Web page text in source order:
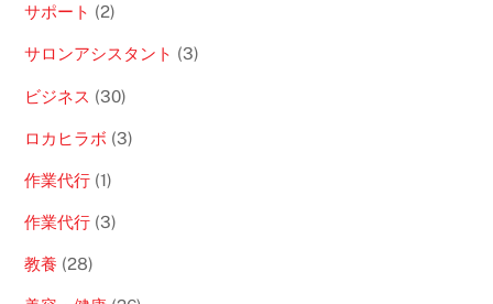
サポート (2)
サロンアシスタント (3)
ビジネス (30)
ロカヒラボ (3)
作業代行 (1)
作業代行 (3)
教養 (28)